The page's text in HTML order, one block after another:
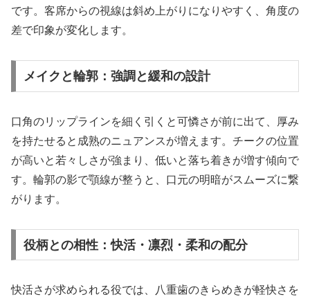
です。客席からの視線は斜め上がりになりやすく、角度の
差で印象が変化します。
メイクと輪郭：強調と緩和の設計
口角のリップラインを細く引くと可憐さが前に出て、厚み
を持たせると成熟のニュアンスが増えます。チークの位置
が高いと若々しさが強まり、低いと落ち着きが増す傾向で
す。輪郭の影で顎線が整うと、口元の明暗がスムーズに繋
がります。
役柄との相性：快活・凛烈・柔和の配分
快活さが求められる役では、八重歯のきらめきが軽快さを